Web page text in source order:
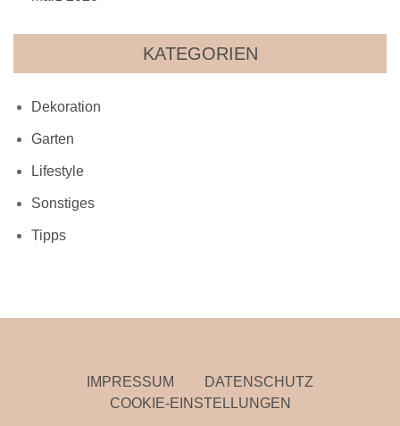
KATEGORIEN
Dekoration
Garten
Lifestyle
Sonstiges
Tipps
IMPRESSUM
DATENSCHUTZ
COOKIE-EINSTELLUNGEN